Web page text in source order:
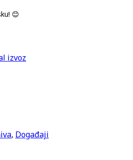
😊
izvoz
, Događaji